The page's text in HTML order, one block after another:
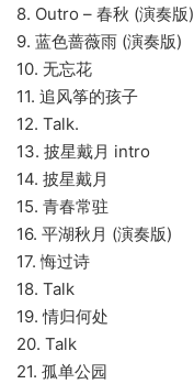
8. Outro – 春秋 (演奏版)
9. 蓝色蔷薇雨 (演奏版)
10. 无忘花
11. 追风筝的孩子
12. Talk.
13. 披星戴月 intro
14. 披星戴月
15. 青春常驻
16. 平湖秋月 (演奏版)
17. 悔过诗
18. Talk
19. 情归何处
20. Talk
21. 孤单公园